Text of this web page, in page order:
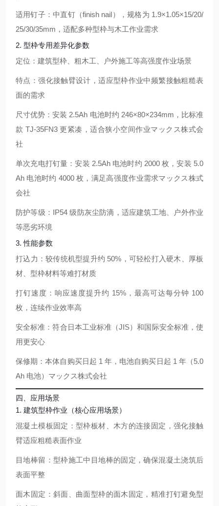
适用钉子：中直钉（finish nail），规格为 1.9×1.05×15/20/
25/30/35mm，适配多种型枠与木工作业需求
2. 型枠专用差异化参数
定位：建筑型枠、粗木工、户外施工等高强度作业场景
特点：强化接触臂设计，适应型枠作业中频繁接触粗糙表
面的需求
尺寸优势：安装 2.5Ah 电池时约 246×80×234mm，比标准
款 TJ-35FN3 更紧凑，适合狭小空间作业マックス株式会
社
单次充电打钉量：安装 2.5Ah 电池时约 2000 枚，安装 5.0
Ah 电池时约 4000 枚，满足高强度作业需求マックス株式
会社
防护等级：IP54 级防灰尘防滴，适应建筑工地、户外作业
等恶劣环境
3. 性能参数
打込力：较传统机型提升约 50%，可轻松打入硬木、厚板
材、型枠材料等难打材质
打钉速度：响应速度提升约 15%，最高可达每分钟 100
枚，连续作业效率高
安全标准：符合日本工业标准（JIS）和国际安全标准，使
用更安心
保修期：本体自购买日起 1 年，电池自购买日起 1 年（5.0
Ah 电池） マックス株式会社
四、应用场景
1. 建筑型枠作业（核心应用场景）
混凝土模板固定：型枠板材、木方的连接固定，强化接触
臂适应粗糙表面作业
目地棒留：型枠施工中目地棒的固定，确保混凝土浇筑后
表面平整
面木固定：斜面、曲面型枠的面木固定，精准打钉避免型